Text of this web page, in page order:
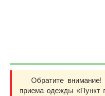
Обратите
приема одежды «Пункт